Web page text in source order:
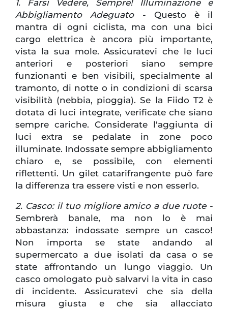
1. Farsi Vedere, Sempre! Illuminazione e
Abbigliamento Adeguato - Questo è il
mantra di ogni ciclista, ma con una bici
cargo elettrica è ancora più importante,
vista la sua mole. Assicuratevi che le luci
anteriori e posteriori siano sempre
funzionanti e ben visibili, specialmente al
tramonto, di notte o in condizioni di scarsa
visibilità (nebbia, pioggia). Se la Fiido T2 è
dotata di luci integrate, verificate che siano
sempre cariche. Considerate l'aggiunta di
luci extra se pedalate in zone poco
illuminate. Indossate sempre abbigliamento
chiaro e, se possibile, con elementi
riflettenti. Un gilet catarifrangente può fare
la differenza tra essere visti e non esserlo.
2. Casco: il tuo migliore amico a due ruote -
Sembrerà banale, ma non lo è mai
abbastanza: indossate sempre un casco!
Non importa se state andando al
supermercato a due isolati da casa o se
state affrontando un lungo viaggio. Un
casco omologato può salvarvi la vita in caso
di incidente. Assicuratevi che sia della
misura giusta e che sia allacciato